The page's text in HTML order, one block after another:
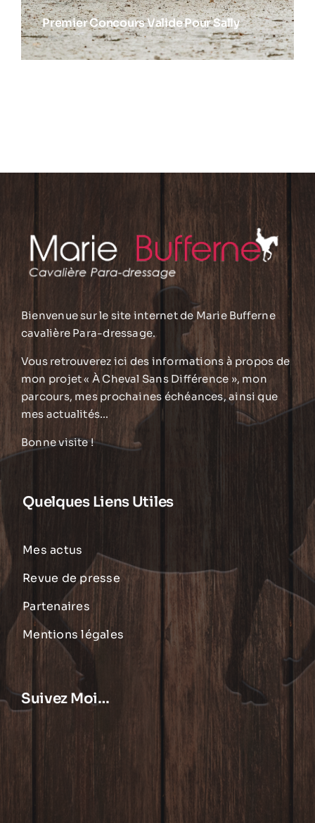
Premier Concours Valide Pour Sally
Bienvenue sur le site internet de Marie Bufferne
cavalière Para-dressage.
Vous retrouverez ici des informations à propos de
mon projet « À Cheval Sans Différence », mon
parcours, mes prochaines échéances, ainsi que
mes actualités…
Bonne visite !
Quelques Liens Utiles
Mes actus
Revue de presse
Partenaires
Mentions légales
Suivez Moi…